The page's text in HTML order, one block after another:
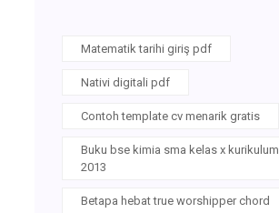
Matematik tarihi giriş pdf
Nativi digitali pdf
Contoh template cv menarik gratis
Buku bse kimia sma kelas x kurikulum
2013
Betapa hebat true worshipper chord